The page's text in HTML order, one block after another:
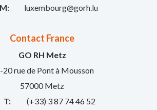
M:
luxembourg@gorh.lu
Contact France
GO RH Metz
20 rue de Pont à Mousson
57000 Metz
T:
(+33) 3 87 74 46 52